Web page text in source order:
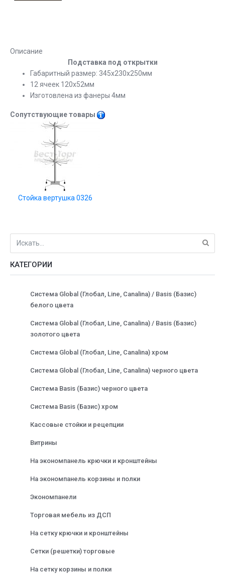
Описание
Подставка под открытки
Габаритный размер: 345х230х250мм
12 ячеек 120х52мм
Изготовлена из фанеры 4мм
Сопутствующие товары
Стойка вертушка 0326
КАТЕГОРИИ
Система Global (Глобал, Line, Canalina) / Basis (Базис)
белого цвета
Система Global (Глобал, Line, Canalina) / Basis (Базис)
золотого цвета
Система Global (Глобал, Line, Canalina) хром
Система Global (Глобал, Line, Canalina) черного цвета
Система Basis (Базис) черного цвета
Система Basis (Базис) хром
Кассовые стойки и рецепции
Витрины
На экономпанель крючки и кронштейны
На экономпанель корзины и полки
Экономпанели
Торговая мебель из ДСП
На сетку крючки и кронштейны
Сетки (решетки) торговые
На сетку корзины и полки